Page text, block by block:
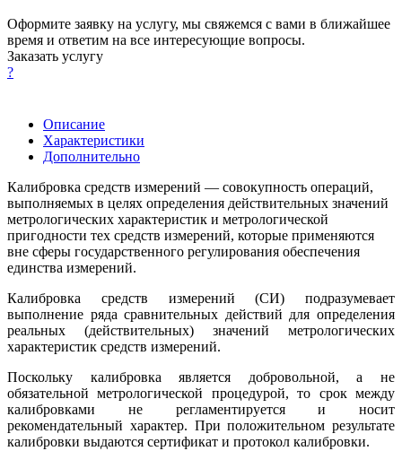
Оформите заявку на услугу, мы свяжемся с вами в ближайшее
время и ответим на все интересующие вопросы.
Заказать услугу
?
Описание
Характеристики
Дополнительно
Калибровка средств измерений — совокупность операций,
выполняемых в целях определения действительных значений
метрологических характеристик и метрологической
пригодности тех средств измерений, которые применяются
вне сферы государственного регулирования обеспечения
единства измерений.
Калибровка средств измерений (СИ) подразумевает
выполнение ряда сравнительных действий для определения
реальных (действительных) значений метрологических
характеристик средств измерений.
Поскольку калибровка является добровольной, а не
обязательной метрологической процедурой, то срок между
калибровками не регламентируется и носит
рекомендательный характер. При положительном результате
калибровки выдаются сертификат и протокол калибровки.